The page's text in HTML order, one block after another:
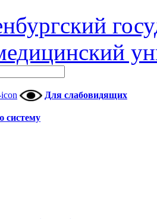
Для слабовидящих
систему